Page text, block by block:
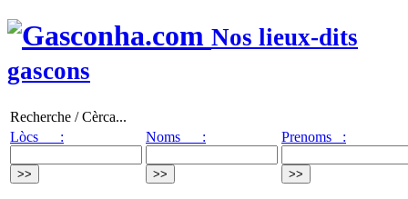
Nos lieux-dits
gascons
Recherche / Cèrca...
Lòcs :
Noms : Prenoms :